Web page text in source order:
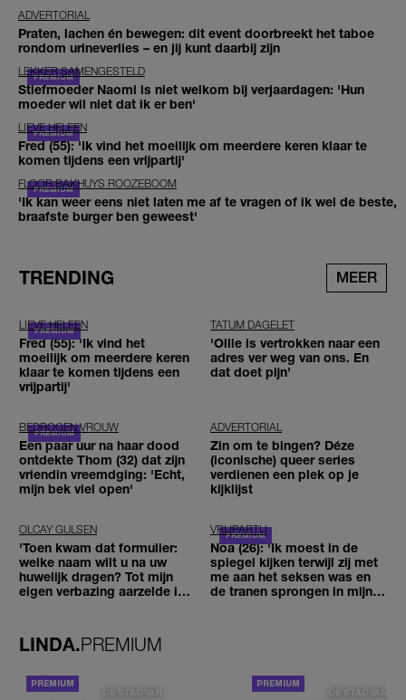
ADVERTORIAL
Praten, lachen én bewegen: dit event doorbreekt het taboe
rondom urineverlies – en jij kunt daarbij zijn
LEKKER SAMENGESTELD
Stiefmoeder Naomi is niet welkom bij verjaardagen: 'Hun
moeder wil niet dat ik er ben'
LIEVE HELEEN
Fred (55): 'Ik vind het moeilijk om meerdere keren klaar te
komen tijdens een vrijpartij'
FLOOR BAKHUYS ROOZEBOOM
'Ik kan weer eens niet laten me af te vragen of ik wel de beste,
braafste burger ben geweest'
TRENDING MEER
LIEVE HELEEN
Fred (55): 'Ik vind het
moeilijk om meerdere keren
klaar te komen tijdens een
vrijpartij'
TATUM DAGELET
'Ollie is vertrokken naar een
adres ver weg van ons. En
dat doet pijn’
BEDROGEN VROUW
Een paar uur na haar dood
ontdekte Thom (32) dat zijn
vriendin vreemdging: 'Echt,
mijn bek viel open'
ADVERTORIAL
Zin om te bingen? Déze
(iconische) queer series
verdienen een plek op je
kijklijst
OLCAY GULSEN
'Toen kwam dat formulier:
welke naam wilt u na uw
huwelijk dragen? Tot mijn
eigen verbazing aarzelde ik
VRIJPARTIJ
Noa (26): 'Ik moest in de
spiegel kijken terwijl zij met
me aan het seksen was en
de tranen sprongen in mijn
LINDA.PREMIUM
DE STAD VAN DE STAD VAN